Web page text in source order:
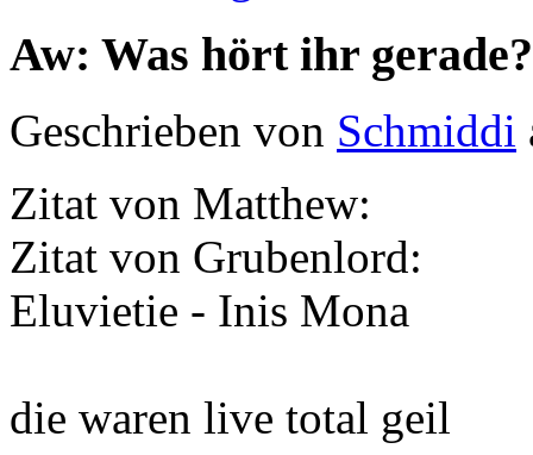
Aw: Was hört ihr gerade?
Geschrieben von Schmiddi
Zitat von Matthew:
Zitat von Grubenlord:
Eluvietie - Inis Mona
die waren live total geil